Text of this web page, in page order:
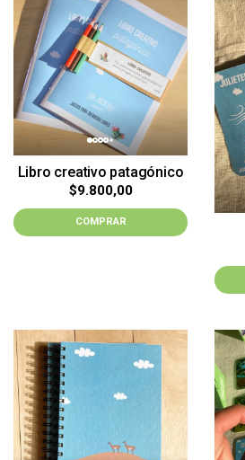
Libro creativo patagónico
$9.800,00
COMPRAR